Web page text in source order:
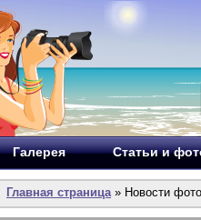
Галерея Статьи и
Главная страница» Новости